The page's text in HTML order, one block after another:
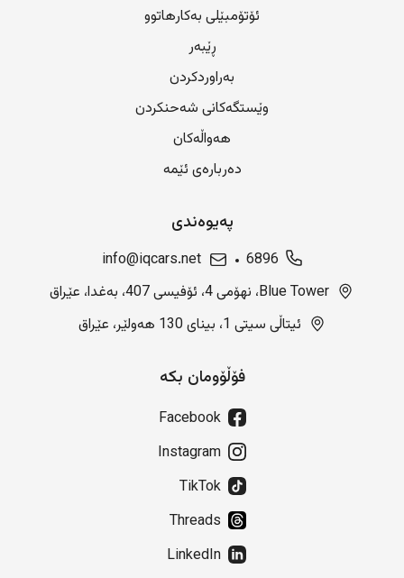
ئۆتۆمبێلی بەکارهاتوو
ڕێبەر
بەراوردکردن
وێستگەکانی شەحنکردن
هەواڵەکان
دەربارەی ئێمە
پەیوەندی
6896
info@iqcars.net
Blue Tower، نهۆمی 4، ئۆفیسی 407، بەغدا، عێراق
ئیتاڵی سیتی 1، بینای 130 هەولێر، عێراق
فۆڵۆومان بکە
Facebook
Instagram
TikTok
Threads
LinkedIn